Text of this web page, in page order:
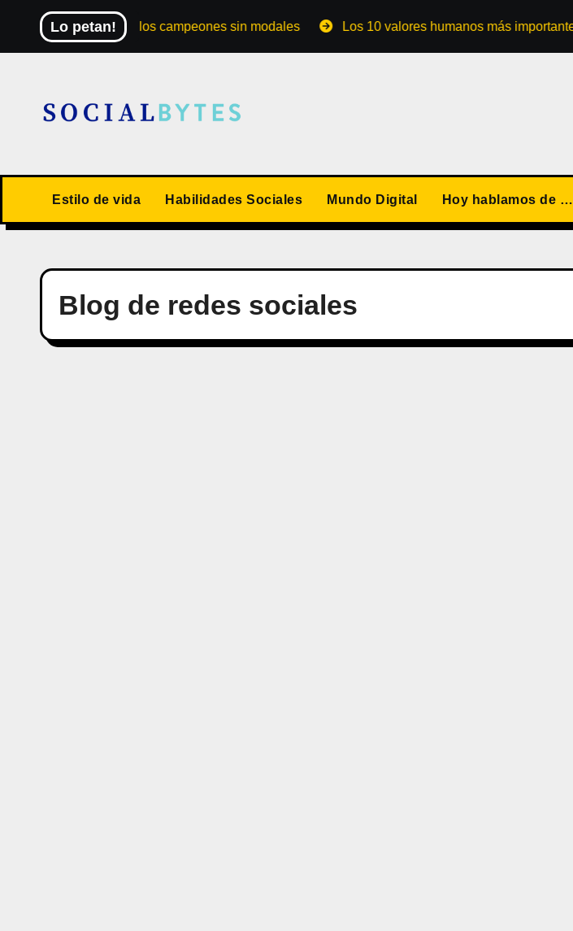
contenido
Lo petan!
El Mundial de los campeones sin modales Los 10 valores humanos más importantes
Estilo de vida Habilidades Sociales Mundo Digital Hoy hablamos de …
Blog de redes sociales